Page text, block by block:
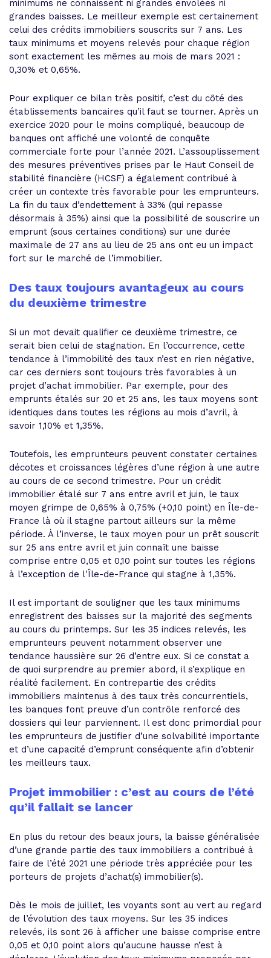
minimums ne connaissent ni grandes envolées ni
grandes baisses. Le meilleur exemple est certainement
celui des crédits immobiliers souscrits sur 7 ans. Les
taux minimums et moyens relevés pour chaque région
sont exactement les mêmes au mois de mars 2021 :
0,30% et 0,65%.
Pour expliquer ce bilan très positif, c’est du côté des
établissements bancaires qu’il faut se tourner. Après un
exercice 2020 pour le moins compliqué, beaucoup de
banques ont affiché une volonté de conquête
commerciale forte pour l’année 2021. L’assouplissement
des mesures préventives prises par le Haut Conseil de
stabilité financière (HCSF) a également contribué à
créer un contexte très favorable pour les emprunteurs.
La fin du taux d’endettement à 33% (qui repasse
désormais à 35%) ainsi que la possibilité de souscrire un
emprunt (sous certaines conditions) sur une durée
maximale de 27 ans au lieu de 25 ans ont eu un impact
fort sur le marché de l’immobilier.
Des taux toujours avantageux au cours
du deuxième trimestre
Si un mot devait qualifier ce deuxième trimestre, ce
serait bien celui de stagnation. En l’occurrence, cette
tendance à l’immobilité des taux n’est en rien négative,
car ces derniers sont toujours très favorables à un
projet d’achat immobilier. Par exemple, pour des
emprunts étalés sur 20 et 25 ans, les taux moyens sont
identiques dans toutes les régions au mois d’avril, à
savoir 1,10% et 1,35%.
Toutefois, les emprunteurs peuvent constater certaines
décotes et croissances légères d’une région à une autre
au cours de ce second trimestre. Pour un crédit
immobilier étalé sur 7 ans entre avril et juin, le taux
moyen grimpe de 0,65% à 0,75% (+0,10 point) en Île-de-
France là où il stagne partout ailleurs sur la même
période. À l’inverse, le taux moyen pour un prêt souscrit
sur 25 ans entre avril et juin connaît une baisse
comprise entre 0,05 et 0,10 point sur toutes les régions
à l’exception de l'Île-de-France qui stagne à 1,35%.
Il est important de souligner que les taux minimums
enregistrent des baisses sur la majorité des segments
au cours du printemps. Sur les 35 indices relevés, les
emprunteurs peuvent notamment observer une
tendance haussière sur 26 d’entre eux. Si ce constat a
de quoi surprendre au premier abord, il s’explique en
réalité facilement. En contrepartie des crédits
immobiliers maintenus à des taux très concurrentiels,
les banques font preuve d’un contrôle renforcé des
dossiers qui leur parviennent. Il est donc primordial pour
les emprunteurs de justifier d’une solvabilité importante
et d’une capacité d’emprunt conséquente afin d’obtenir
les meilleurs taux.
Projet immobilier : c’est au cours de l’été
qu’il fallait se lancer
En plus du retour des beaux jours, la baisse généralisée
d’une grande partie des taux immobiliers a contribué à
faire de l’été 2021 une période très appréciée pour les
porteurs de projets d’achat(s) immobilier(s).
Dès le mois de juillet, les voyants sont au vert au regard
de l’évolution des taux moyens. Sur les 35 indices
relevés, ils sont 26 à afficher une baisse comprise entre
0,05 et 0,10 point alors qu’aucune hausse n’est à